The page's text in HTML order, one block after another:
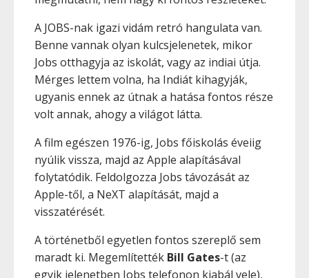
A JOBS-nak igazi vidám retró hangulata van.
Benne vannak olyan kulcsjelenetek, mikor
Jobs otthagyja az iskolát, vagy az indiai útja.
Mérges lettem volna, ha Indiát kihagyják,
ugyanis ennek az útnak a hatása fontos része
volt annak, ahogy a világot látta.
A film egészen 1976-ig, Jobs főiskolás éveiig
nyúlik vissza, majd az Apple alapításával
folytatódik. Feldolgozza Jobs távozását az
Apple-től, a NeXT alapítását, majd a
visszatérését.
A történetből egyetlen fontos szereplő sem
maradt ki. Megemlítették Bill Gates-t (az
egyik jelenetben Jobs telefonon kiabál vele),